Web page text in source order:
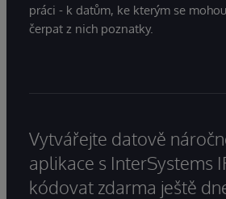
práci - k datům, ke kterým se
čerpat z nich poznatky.
Vytvářejte datově
aplikace s InterSystems
kódovat zdarma ještě